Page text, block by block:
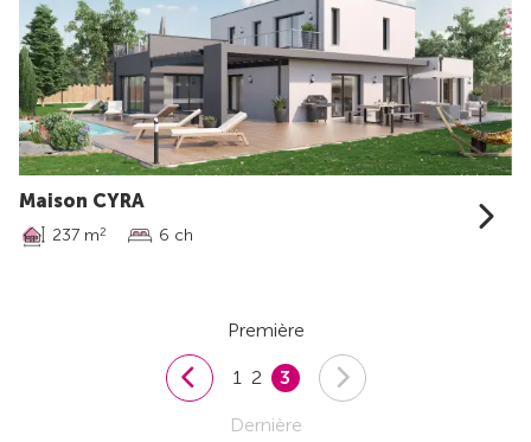
Maison CYRA
237 m2 6 ch
Première
1 2 3
Dernière